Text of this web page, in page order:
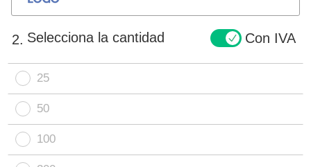
2. Selecciona la cantidad Con IVA
25
50
100